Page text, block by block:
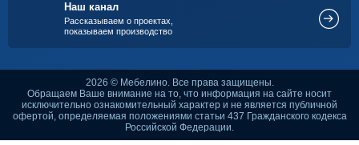
Наш канал
Рассказываем о проектах,
показываем производство
2026 © Мебелино. Все права защищены.
Обращаем Ваше внимание на то, что информация на сайте носит
исключительно ознакомительный характер и не является публичной
офертой, определяемая положениями статьи 437 Гражданского кодекса
Российской Федерации.